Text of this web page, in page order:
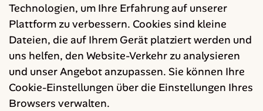
Technologien, um Ihre Erfahrung auf unserer
Plattform zu verbessern. Cookies sind kleine
Dateien, die auf Ihrem Gerät platziert werden und
uns helfen, den Website-Verkehr zu analysieren
und unser Angebot anzupassen. Sie können Ihre
Cookie-Einstellungen über die Einstellungen Ihres
Browsers verwalten.